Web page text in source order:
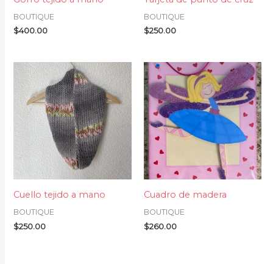
BOUTIQUE
$400.00
BOUTIQUE
$250.00
Cuello tejido a mano
BOUTIQUE
$250.00
Cuadro de madera
BOUTIQUE
$260.00